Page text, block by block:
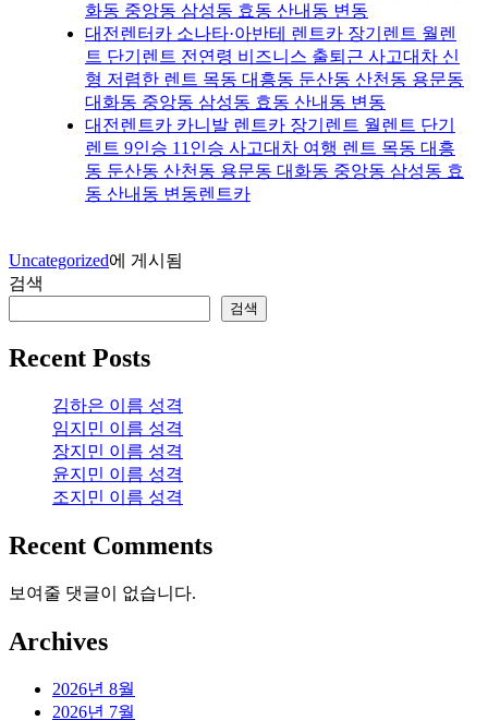
화동 중앙동 삼성동 효동 산내동 변동
대전렌터카 소나타·아반테 렌트카 장기렌트 월렌
트 단기렌트 전연령 비즈니스 출퇴근 사고대차 신
형 저렴한 렌트 목동 대흥동 둔산동 산천동 용문동
대화동 중앙동 삼성동 효동 산내동 변동
대전렌트카 카니발 렌트카 장기렌트 월렌트 단기
렌트 9인승 11인승 사고대차 여행 렌트 목동 대흥
동 둔산동 산천동 용문동 대화동 중앙동 삼성동 효
동 산내동 변동렌트카
Uncategorized에 게시됨
검색
검색
Recent Posts
김하은 이름 성격
임지민 이름 성격
장지민 이름 성격
윤지민 이름 성격
조지민 이름 성격
Recent Comments
보여줄 댓글이 없습니다.
Archives
2026년 8월
2026년 7월